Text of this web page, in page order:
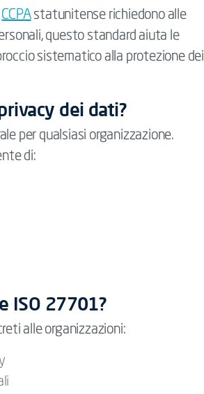
CCPAstatunitense richiedono alle
questo standard aiuta le
sistematico alla protezione dei
dei dati?
per qualsiasi organizzazione.
di:
ISO 27701?
alle organizzazioni: